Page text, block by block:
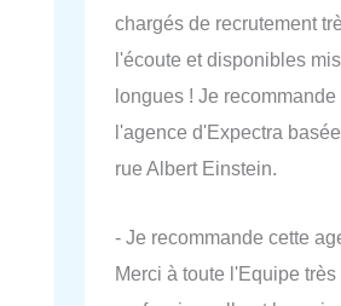
chargés de recrutement
l'écoute et disponibles
longues ! Je
l'agence d'Expectra
rue Albert Einstein.
- Je recommande cette
Merci à toute l'Equipe très